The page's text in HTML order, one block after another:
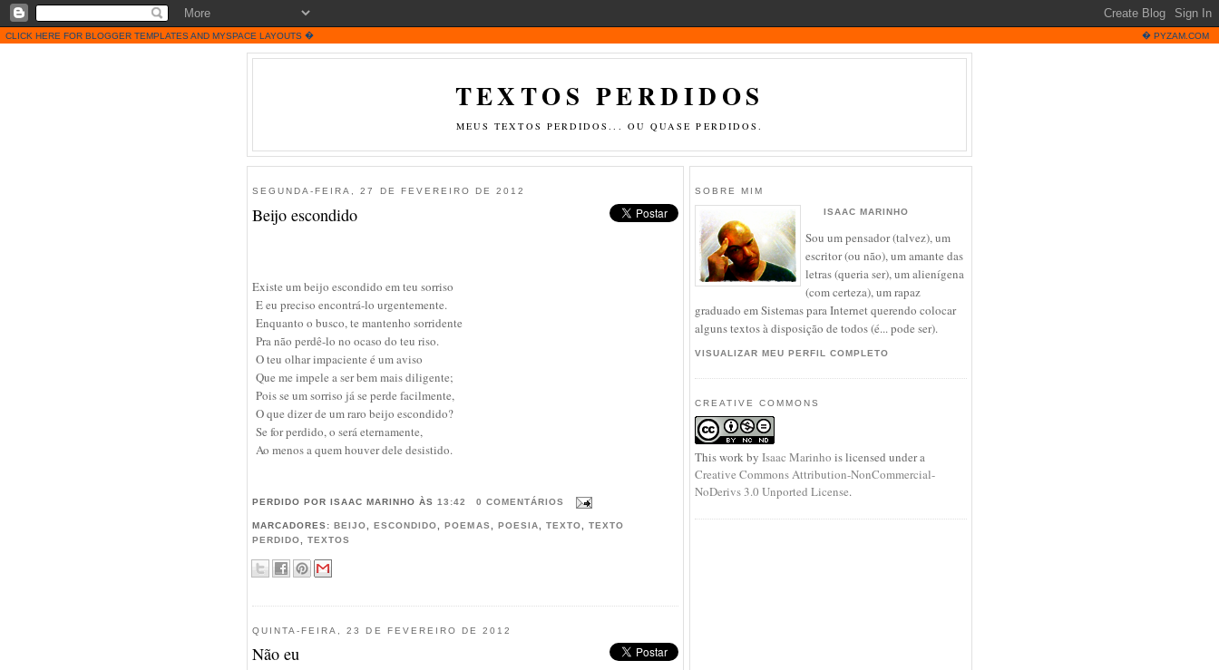
� PYZAM.COM
CLICK HERE FOR BLOGGER TEMPLATESAND MYSPACE LAYOUTS �
TEXTOS PERDIDOS
MEUS TEXTOS PERDIDOS... OU QUASE PERDIDOS.
SEGUNDA-FEIRA, 27 DE FEVEREIRO DE 2012
Beijo escondido
Existe um beijo escondido em teu sorriso
E eu preciso encontrá-lo urgentemente.
Enquanto o busco, te mantenho sorridente
Pra não perdê-lo no ocaso do teu riso.
O teu olhar impaciente é um aviso
Que me impele a ser bem mais diligente;
Pois se um sorriso já se perde facilmente,
O que dizer de um raro beijo escondido?
Se for perdido, o será eternamente,
Ao menos a quem houver dele desistido.
PERDIDO POR ISAAC MARINHOÀS13:42 0 COMENTÁRIOS
MARCADORES: BEIJO, ESCONDIDO, POEMAS, POESIA, TEXTO, TEXTO
PERDIDO,TEXTOS
QUINTA-FEIRA, 23 DE FEVEREIRO DE 2012
Não eu
SOBRE MIM
ISAAC MARINHO
Sou um pensador (talvez), um
escritor (ou não), um amante das
letras (queria ser), um alienígena
(com certeza), um rapaz
graduado em Sistemas para Internet querendo colocar
alguns textos à disposição de todos (é... pode ser).
VISUALIZAR MEU PERFIL COMPLETO
CREATIVE COMMONS
Thisworkby Isaac Marinho is licensed under a
Creative Commons Attribution-NonCommercial-
NoDerivs 3.0 Unported License.